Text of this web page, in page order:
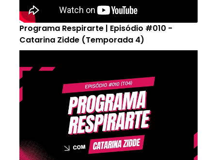
Programa Respirarte | Episódio #010 -
Catarina Zidde (Temporada 4)